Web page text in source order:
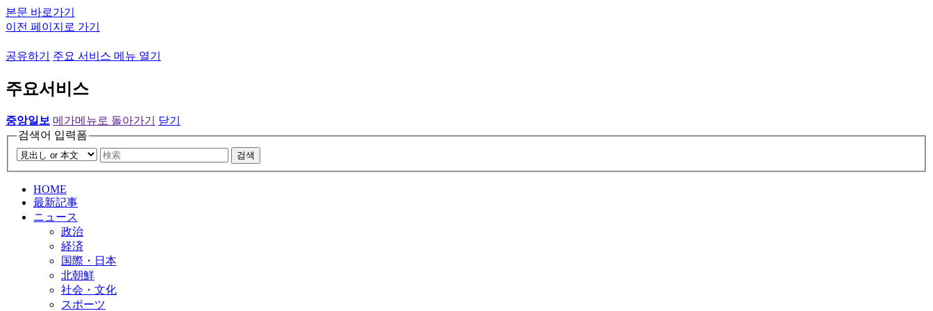
본문 바로가기
이전 페이지로 가기
공유하기 주요 서비스 메뉴 열기
주요서비스
중앙일보 메가메뉴로 돌아가기
닫기
검색어 입력폼
검색
HOME
最新記事
ニュース
政治
経済
国際・日本
北朝鮮
社会・文化
スポーツ